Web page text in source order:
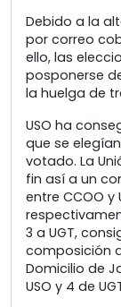
Debido a la
por correo
ello, las
posponerse
la huelga de
USO ha
que se
votado. La
fin así a un
entre CCOO y
3 a UGT,
composición
Domicilio de
USO y 4 de